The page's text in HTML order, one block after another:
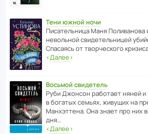
Тени южной ночи
Писа­тель­ница Маня Поли­ва­нова
невольной свиде­тель­ницей
Спасаясь от твор­че­с­кого
‹Далее›
Восьмой свидетель
Руби Джонсон рабо­тает няней и
в богатых семьях, живущих на
Манх­эт­тена. Она знает про них
дня…
‹Далее›